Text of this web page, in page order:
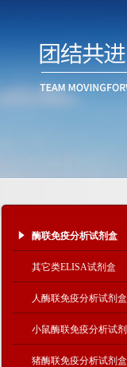
酶联免疫分析试剂盒
其它类ELISA试剂盒
人酶联免疫分析试剂盒
小鼠酶联免疫分析试
猪酶联免疫分析试剂盒